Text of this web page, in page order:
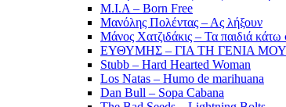
M.I.A – Born Free
Μανόλης Πολέντας – Ας λήξουν
Μάνος Χατζιδάκις – Τα παιδιά
ΕΥΘΥΜΗΣ – ΓΙΑ ΤΗ ΓΕΝΙΑ ΜΟΥ
Stubb – Hard Hearted Woman
Los Natas – Humo de marihuana
Dan Bull – Sopa Cabana